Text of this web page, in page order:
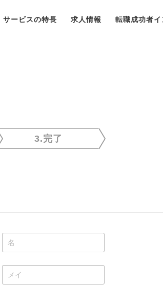
サービスの特長 求人情報 転職成功者
3.完了